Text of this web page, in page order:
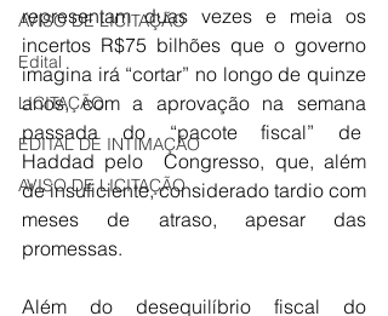
AVISO DE LICITAÇÃO
Edital
LICITAÇÃO
EDITAL DE INTIMAÇÃO
AVISO DE LICITAÇÃO
representam duas vezes e meia os
incertos R$75 bilhões que o governo
imagina irá “cortar” no longo de quinze
anos, com a aprovação na semana
passada do “pacote fiscal” de
Haddad pelo  Congresso, que, além
de insuficiente, considerado tardio com
meses de atraso, apesar das
promessas.
Além do desequilíbrio fiscal do